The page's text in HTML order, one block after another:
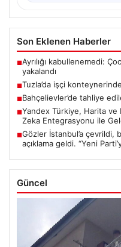
Son Eklenen Haberler
■Ayrılığı kabullenemedi:
yakalandı
■Tuzla’da işçi
■Bahçelievler’de tahliye
■Yandex Türkiye, Harita ve
Zeka Entegrasyonu ile
■Gözler İstanbul’a çevrildi,
açıklama geldi. “Yeni
Güncel